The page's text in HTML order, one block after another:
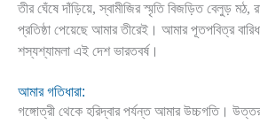
তীর ঘেঁষে দাঁড়িয়ে, স্বামীজির স্মৃতি বিজড়িত বেলুড় মঠ,
প্রতিষ্ঠা পেয়েছে আমার তীরেই। আমার পূতপবিত্র
শস্যশ্যামলা এই দেশ ভারতবর্ষ।
আমার গতিধারা:
গঙ্গোত্রী থেকে হরিদ্বার পর্যন্ত আমার উচ্চগতি।